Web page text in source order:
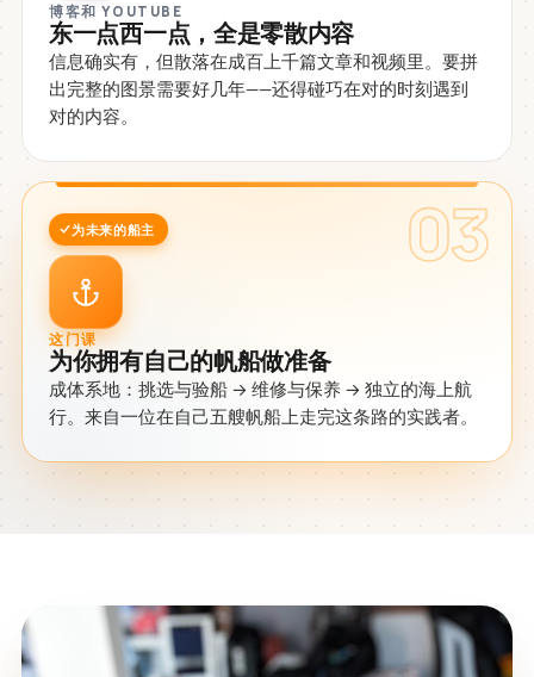
博客和 YOUTUBE
东一点西一点，全是零散内容
信息确实有，但散落在成百上千篇文章和视频里。要拼
出完整的图景需要好几年——还得碰巧在对的时刻遇到
对的内容。
03
为未来的船主
这门课
为你拥有自己的帆船做准备
成体系地：挑选与验船 → 维修与保养 → 独立的海上航
行。来自一位在自己五艘帆船上走完这条路的实践者。